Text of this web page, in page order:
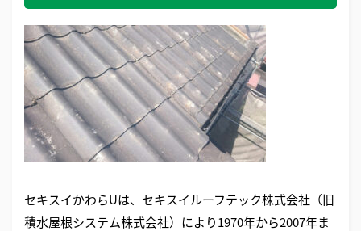
セキスイかわらUは、セキスイルーフテック株式会社（旧
積水屋根システム株式会社）により1970年から2007年ま